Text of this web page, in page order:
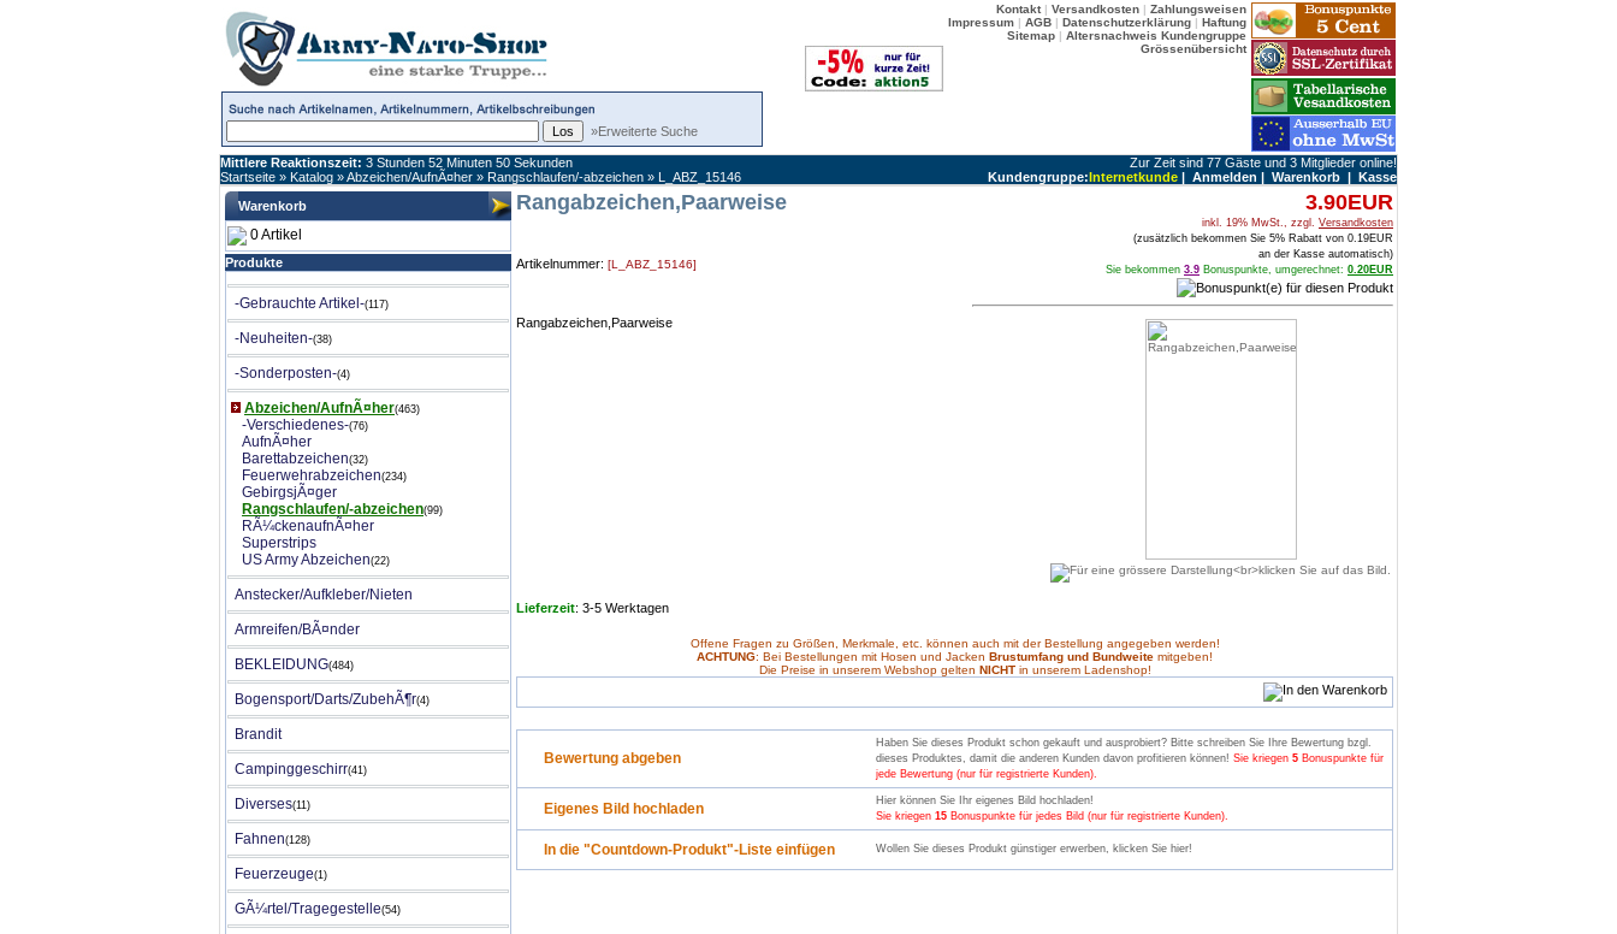
»Erweiterte Suche
Kontakt | Versandkosten | Zahlungsweisen
Impressum | AGB | Datenschutzerklärung | Haftung
Sitemap | Altersnachweis Kundengruppe
Grössenübersicht
Mittlere Reaktionszeit: 3 Stunden 52 Minuten 50 Sekunden
Zur Zeit sind 77 Gäste und 3 Mitglieder online!
Startseite » Katalog »Abzeichen/AufnÃ¤her » Rangschlaufen/-abzeichen » L_ABZ_15146 Kundengruppe:Internetkunde | Anmelden | Warenkorb | Kasse
Warenkorb
0 Artikel
Produkte
-Gebrauchte Artikel-(117)
-Neuheiten-(38)
-Sonderposten-(4)
Abzeichen/AufnÃ¤her(463)
-Verschiedenes-(76)
AufnÃ¤her
Barettabzeichen(32)
Feuerwehrabzeichen(234)
GebirgsjÃ¤ger
Rangschlaufen/-abzeichen(99)
RÃ¼ckenaufnÃ¤her
Superstrips
US Army Abzeichen(22)
Anstecker/Aufkleber/Nieten
Armreifen/BÃ¤nder
BEKLEIDUNG(484)
Bogensport/Darts/ZubehÃ¶r(4)
Brandit
Campinggeschirr(41)
Diverses(11)
Fahnen(128)
Feuerzeuge(1)
GÃ¼rtel/Tragegestelle(54)
Rangabzeichen,Paarweise 3.90EUR
Artikelnummer: [L_ABZ_15146]
inkl. 19% MwSt., zzgl. Versandkosten
(zusätzlich bekommen Sie 5% Rabatt von 0.19EUR
an der Kasse automatisch)
Sie bekommen 3.9 Bonuspunkte, umgerechnet: 0.20EUR
Rangabzeichen,Paarweise
Lieferzeit: 3-5 Werktagen
Offene Fragen zu Größen, Merkmale, etc. können auch mit der Bestellung angegeben werden!
ACHTUNG: Bei Bestellungen mit Hosen und Jacken Brustumfang und Bundweite mitgeben!
Die Preise in unserem Webshop gelten NICHTin unserem Ladenshop!
Bewertung abgeben
Haben Sie dieses Produkt schon gekauft und ausprobiert? Bitte schreiben Sie Ihre Bewertung bzgl.
dieses Produktes, damit die anderen Kunden davon profitieren können! Sie kriegen 5 Bonuspunkte für
jede Bewertung (nur für registrierte Kunden).
Eigenes Bild hochladen
Hier können Sie Ihr eigenes Bild hochladen!
Sie kriegen 15 Bonuspunkte für jedes Bild (nur für registrierte Kunden).
In die "Countdown-Produkt"-Liste einfügen Wollen Sie dieses Produkt günstiger erwerben, klicken Sie hier!